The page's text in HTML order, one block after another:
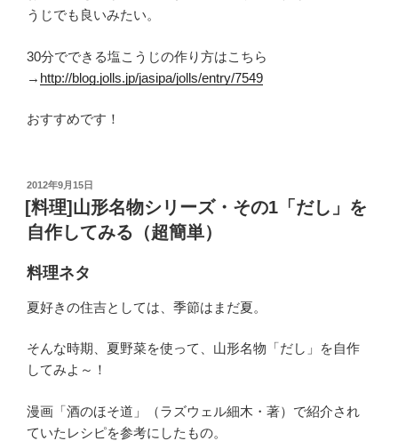
うじでも良いみたい。
30分でできる塩こうじの作り方はこちら
→ http://blog.jolls.jp/jasipa/jolls/entry/7549
おすすめです！
投
稿
日:
2012年9月15日
[料理]山形名物シリーズ・その1「だし」を
自作してみる（超簡単）
料理ネタ
夏好きの住吉としては、季節はまだ夏。
そんな時期、夏野菜を使って、山形名物「だし」を自作
してみよ～！
漫画「酒のほそ道」（ラズウェル細木・著）で紹介され
ていたレシピを参考にしたもの。